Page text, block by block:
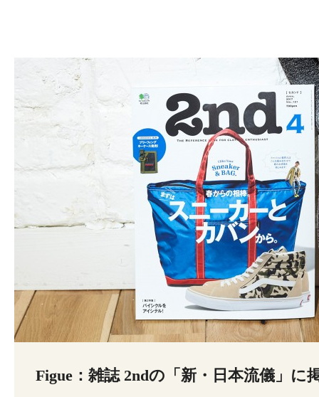
Figue：雑誌 2ndの「新・日本流儀」に